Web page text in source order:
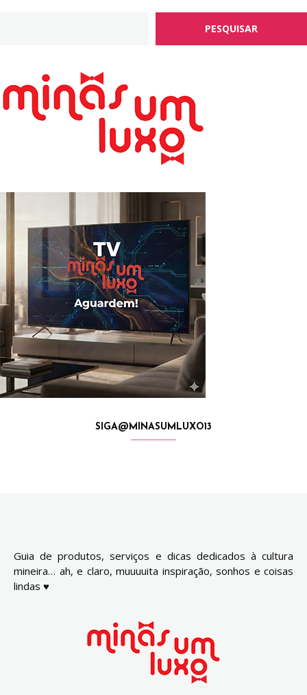
PESQUISAR
SIGA@MINASUMLUXO13
Guia de produtos, serviços e dicas dedicados à cultura
mineira… ah, e claro, muuuuita inspiração, sonhos e coisas
lindas ♥